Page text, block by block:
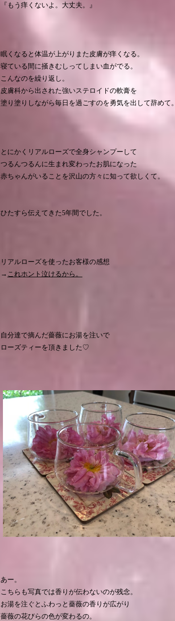
『もう痒くないよ。大丈夫。』
眠くなると体温が上がりまた皮膚が痒くなる。
寝ている間に掻きむしってしまい血がでる。
こんなのを繰り返し。
皮膚科から出された強いステロイドの軟膏を
塗り塗りしながら毎日を過ごすのを勇気を出して辞めて。
とにかくリアルローズで全身シャンプーして
つるんつるんに生まれ変わったお肌になった
赤ちゃんがいることを沢山の方々に知って欲しくて。
ひたすら伝えてきた5年間でした。
リアルローズを使ったお客様の感想
→ これホント泣けるから。
自分達で摘んだ薔薇にお湯を注いで
ローズティーを頂きました♡
あー。
こちらも写真では香りが伝わないのが残念。
お湯を注ぐとふわっと薔薇の香りが広がり
薔薇の花びらの色が変わるの。